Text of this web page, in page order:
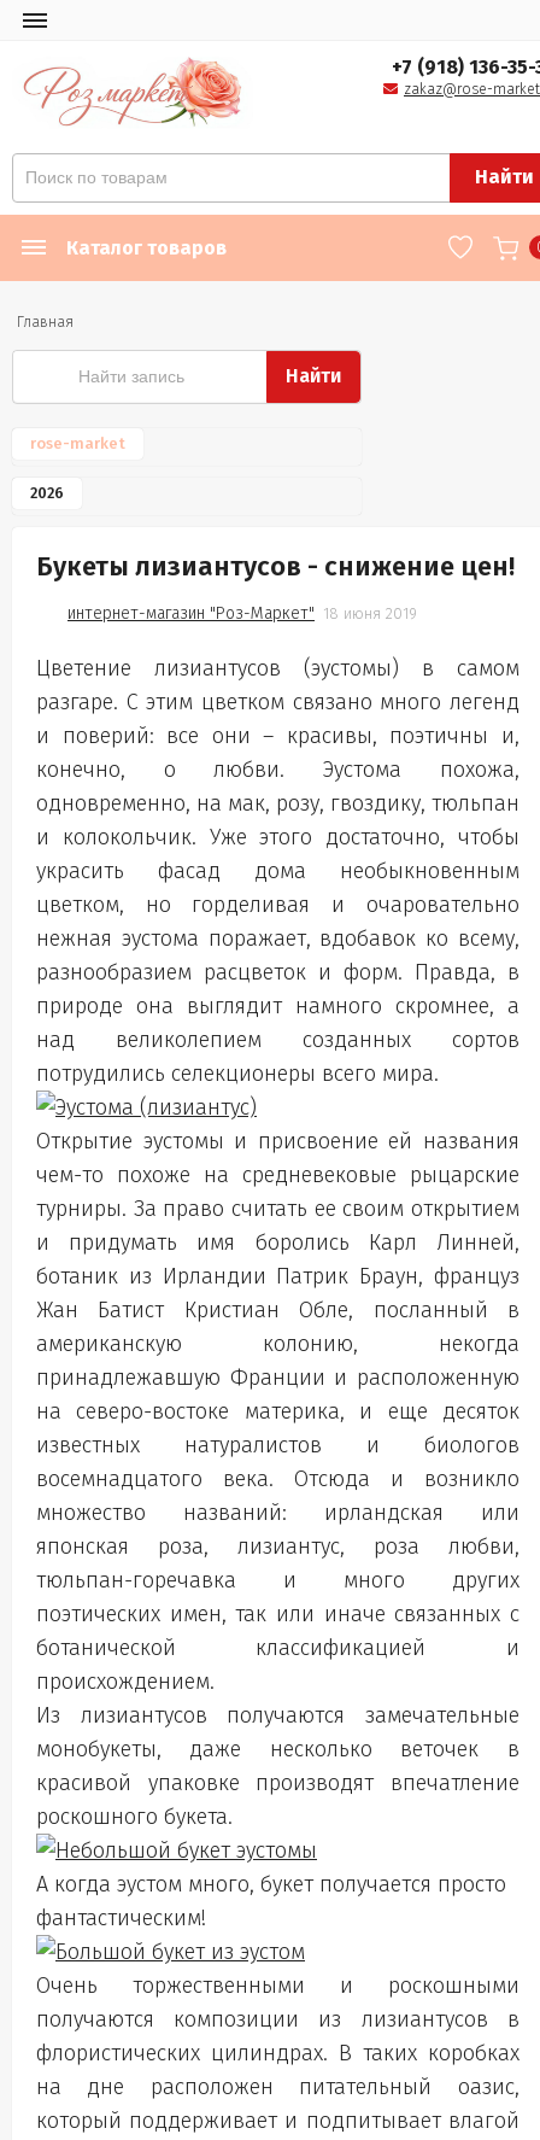
+7 (918) 136-35-
zakaz@rose-
Найти
Каталог товаров
Главная
Найти
rose-market
2026
Букеты лизиантусов - снижение цен!
интернет-магазин "Роз-Маркет" 18 июня 2019
Цветение лизиантусов (эустомы) в самом
разгаре. С этим цветком связано много легенд
и поверий: все они – красивы, поэтичны и,
конечно, о любви. Эустома похожа,
одновременно, на мак, розу, гвоздику, тюльпан
и колокольчик. Уже этого достаточно, чтобы
украсить фасад дома необыкновенным
цветком, но горделивая и очаровательно
нежная эустома поражает, вдобавок ко всему,
разнообразием расцветок и форм. Правда, в
природе она выглядит намного скромнее, а
над великолепием созданных сортов
потрудились селекционеры всего мира.
Открытие эустомы и присвоение ей названия
чем-то похоже на средневековые рыцарские
турниры. За право считать ее своим открытием
и придумать имя боролись Карл Линней,
ботаник из Ирландии Патрик Браун, француз
Жан Батист Кристиан Обле, посланный в
американскую колонию, некогда
принадлежавшую Франции и расположенную
на северо-востоке материка, и еще десяток
известных натуралистов и биологов
восемнадцатого века. Отсюда и возникло
множество названий: ирландская или
японская роза, лизиантус, роза любви,
тюльпан-горечавка и много других
поэтических имен, так или иначе связанных с
ботанической классификацией и
происхождением.
Из лизиантусов получаются замечательные
монобукеты, даже несколько веточек в
красивой упаковке производят впечатление
роскошного букета.
А когда эустом много, букет получается просто
фантастическим!
Очень торжественными и роскошными
получаются композиции из лизиантусов в
флористических цилиндрах. В таких коробках
на дне расположен питательный оазис,
который поддерживает и подпитывает влагой